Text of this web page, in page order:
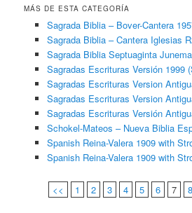
MÁS DE ESTA CATEGORÍA
Sagrada Biblia – Bover-Cantera
Sagrada Biblia – Cantera Iglesias
Sagrada Biblia Septuaginta
Sagradas Escrituras Versión 1999
Sagradas Escrituras Version
Sagradas Escrituras Version
Sagradas Escrituras Versión
Schokel-Mateos – Nueva Biblia
Spanish Reina-Valera 1909 with
Spanish Reina-Valera 1909 with
<< 1 2 3 4 5 6 7 8